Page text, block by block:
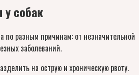
собак
по разным причинам: от незначительной
заболеваний.
на острую и хроническую рвоту.